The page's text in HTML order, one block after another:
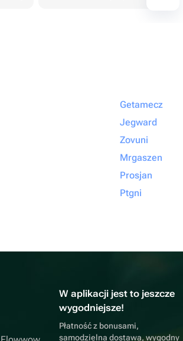
Getamecz
Jegward
Zovuni
Mrgaszen
Prosjan
Ptgni
W aplikacji jest to jeszcze
wygodniejsze!
Płatność z bonusami,
samodzielna dostawa, wygodny